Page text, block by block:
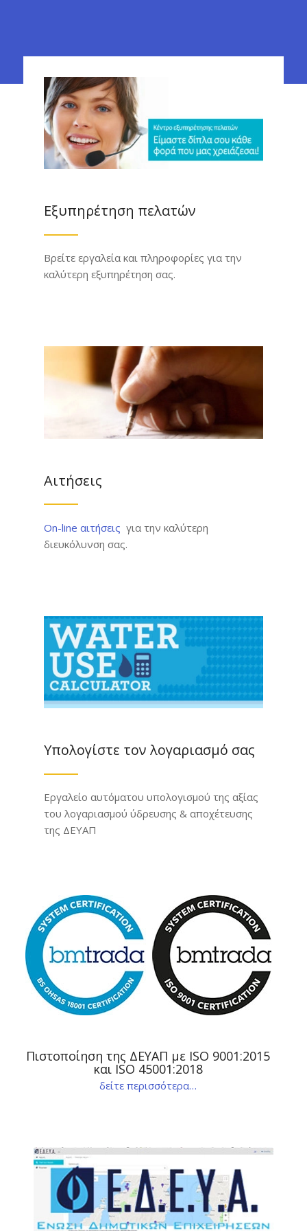
Εξυπηρέτηση πελατών
Βρείτε εργαλεία και πληροφορίες για την
καλύτερη εξυπηρέτηση σας.
Αιτήσεις
On-line αιτήσεις για την καλύτερη
διευκόλυνση σας.
Υπολογίστε τον λογαριασμό σας
Εργαλείο αυτόματου υπολογισμού της αξίας
του λογαριασμού ύδρευσης & αποχέτευσης
της ΔΕΥΑΠ
Πιστοποίηση της ΔΕΥΑΠ με ISO 9001:2015
και ISO 45001:2018
δείτε περισσότερα…